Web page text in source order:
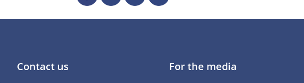
Contact us
For the media